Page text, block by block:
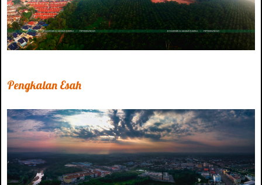
Pengkalan Esah